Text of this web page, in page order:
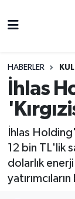
HABERLER
İhlas
İhlas
12 bin TL'lik
dolarlık
Kulis
Halka
Ekonomi
Süper
Tüm
Son